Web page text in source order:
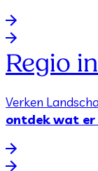
Regio
Verken
ontdek wat